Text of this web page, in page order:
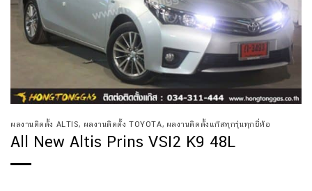
ผลงานติดตั้ง ALTIS, ผลงานติดตั้ง TOYOTA, ผลงานติดตั้งแก๊สทุกรุ่นทุกยี่ห้อ
All New Altis Prins VSI2 K9 48L